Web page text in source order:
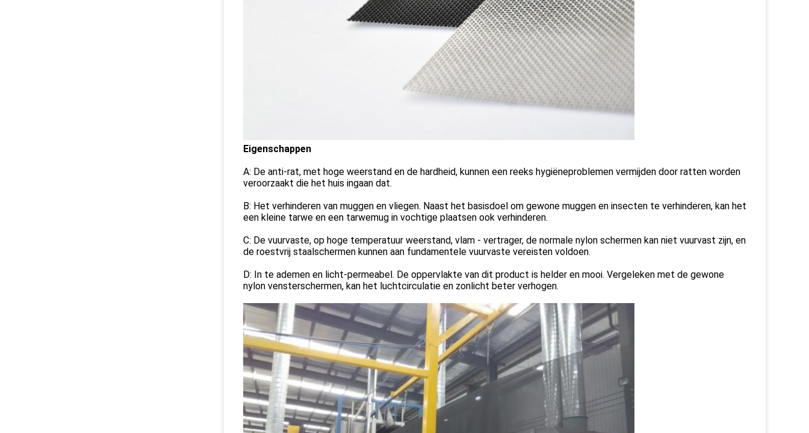
Eigenschappen
A: De anti-rat, met hoge weerstand en de hardheid, kunnen een reeks hygiëneproblemen vermijden door ratten worden
veroorzaakt die het huis ingaan dat.
B: Het verhinderen van muggen en vliegen. Naast het basisdoel om gewone muggen en insecten te verhinderen, kan het
een kleine tarwe en een tarwemug in vochtige plaatsen ook verhinderen.
C: De vuurvaste, op hoge temperatuur weerstand, vlam - vertrager, de normale nylon schermen kan niet vuurvast zijn, en
de roestvrij staalschermen kunnen aan fundamentele vuurvaste vereisten voldoen.
D: In te ademen en licht-permeabel. De oppervlakte van dit product is helder en mooi. Vergeleken met de gewone
nylon vensterschermen, kan het luchtcirculatie en zonlicht beter verhogen.